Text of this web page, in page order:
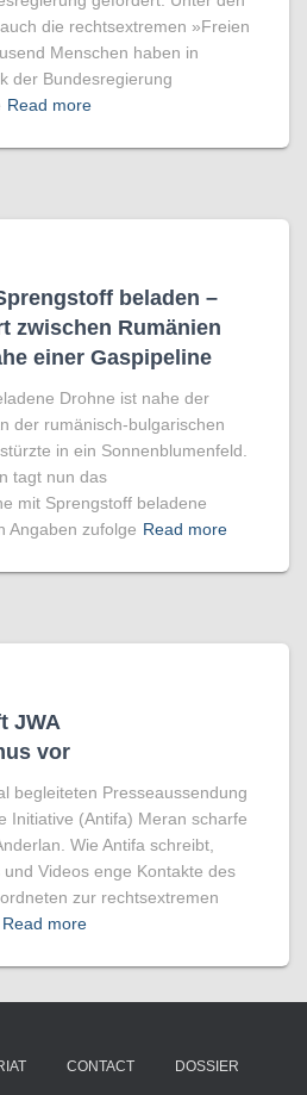
die rechtsextremen »Freien
Menschen haben in
der Bundesregierung
Read more
beladen –
zwischen Rumänien
einer Gaspipeline
Drohne ist nahe der
der rumänisch-bulgarischen
in ein Sonnenblumenfeld.
tagt nun das
mit Sprengstoff beladene
Angaben zufolge Read more
JWA
vor
begleiteten Presseaussendung
Initiative (Antifa) Meran scharfe
Wie Antifa schreibt,
Videos enge Kontakte des
zur rechtsextremen
Read more
CONTACT DOSSIER